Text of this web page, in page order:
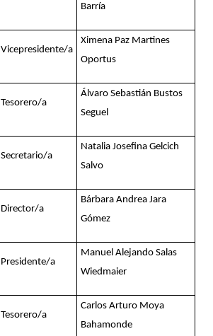
Barría
Vicepresidente/a
Ximena Paz Martines
Oportus
Tesorero/a
Álvaro Sebastián Bustos
Seguel
Secretario/a
Natalia Josefina Gelcich
Salvo
Director/a
Bárbara Andrea Jara
Gómez
Presidente/a
Manuel Alejando Salas
Wiedmaier
Tesorero/a
Carlos Arturo Moya
Bahamonde